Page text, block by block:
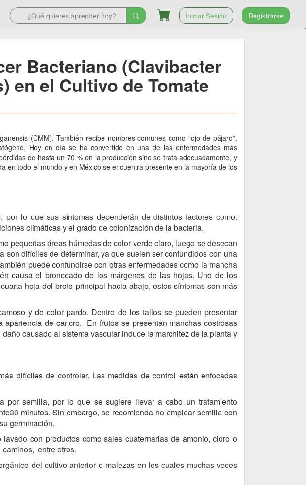
Iniciar Sesión Registrarse
Bacteriano (Clavibacter
en el Cultivo de Tomate
(CMM). También recibe nombres comunes como “ojo de pájaro”,
Hoy en día se ha convertido en una de las enfermedades más
de hasta un 70 % en la producción sino se trata adecuadamente, y
en todo el mundo y en México se encuentra presente en la mayoría de los
lo que sus síntomas dependerán de distintos factores como:
climáticas y el grado de colonización de la bacteria.
pequeñas áreas húmedas de color verde claro, luego se desecan
difíciles de determinar, ya que suelen ser confundidos con una
puede confundirse con otras enfermedades como la mancha
causa el bronceado de los márgenes de las hojas. Uno de los
hoja del brote principal hacia abajo, estos síntomas son más
y de color pardo. Dentro de los tallos se pueden presentar
de cancro. En frutos se presentan manchas costrosas
causado al sistema vascular induce la marchitez de la planta y
difíciles de controlar. Las medidas de control están enfocadas
por semilla, por lo que se sugiere llevar a cabo un tratamiento
minutos. Sin embargo, se recomienda no emplear semilla con
germinación.
con productos como sales cuaternarias de amonio, cloro o
entre otros.
del cultivo anterior o malezas en los cuales muchas veces